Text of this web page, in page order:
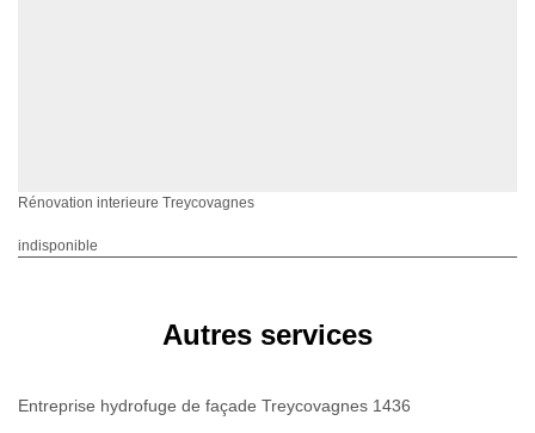
Rénovation interieure Treycovagnes
indisponible
Autres services
Entreprise hydrofuge de façade Treycovagnes 1436